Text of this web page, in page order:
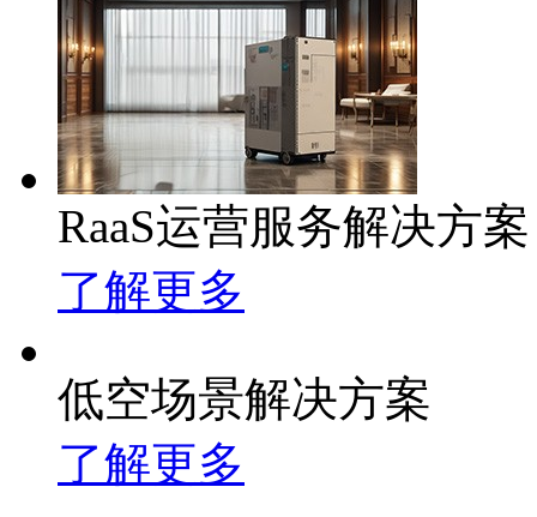
RaaS运营服务解决方案
了解更多
低空场景解决方案
了解更多